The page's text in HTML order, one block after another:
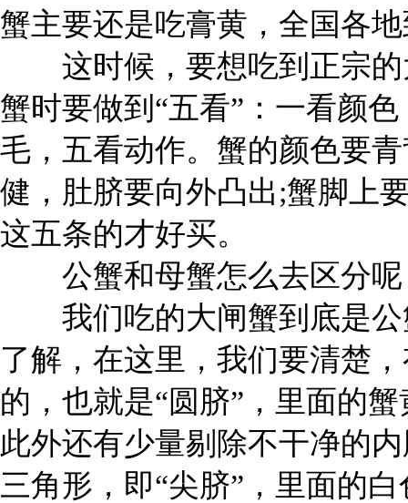
蟹主要还是吃膏黄，全国各
这时候，要想吃到正宗的
蟹时要做到“五看”：一看颜
毛，五看动作。蟹的颜色要
健，肚脐要向外凸出;蟹脚上
这五条的才好买。
公蟹和母蟹怎么去区分呢
我们吃的大闸蟹到底是公
了解，在这里，我们要清楚
的，也就是“圆脐”，里面的
此外还有少量剔除不干净的
三角形，即“尖脐”，里面的